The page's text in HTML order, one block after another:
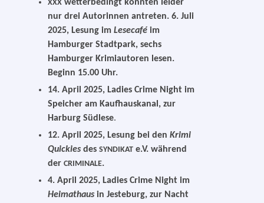
XXX wet­ter­be­dingt konn­ten lei­der
nur drei Autorinnen antre­ten. 6. Juli
2025, Lesung imLesecafé im
Hamburger Stadtpark, sechs
Hamburger Krimiautoren lesen.
Beginn 15.00 Uhr.
14. April 2025, Ladies Crime Night im
Speicher am Kaufhauskanal, zur
Harburg Südlese.
12. April 2025, Lesung bei denKrimi
Quickies desSYNDIKAT e.V. wäh­rend
derCRIMINALE.
4. April 2025, Ladies Crime Night im
Heimathaus in Jesteburg, zur Nacht